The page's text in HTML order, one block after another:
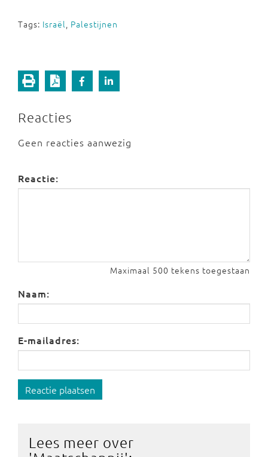
Tags: Israël, Palestijnen
Reacties
Geen reacties aanwezig
Reactie:
Maximaal 500 tekens toegestaan
Naam:
E-mailadres:
Reactie plaatsen
Lees meer over